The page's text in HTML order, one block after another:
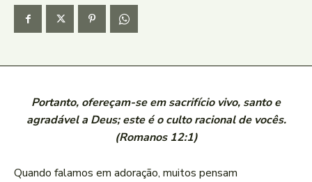
Portanto, ofereçam-se em sacrifício vivo, santo e
agradável a Deus; este é o culto racional de vocês.
(Romanos 12:1)
Quando falamos em adoração, muitos pensam